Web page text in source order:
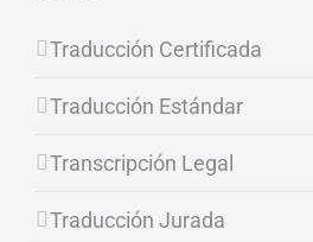
Traducción Certificada
Traducción Estándar
Transcripción Legal
Traducción Jurada